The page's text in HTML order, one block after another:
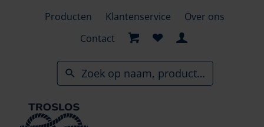
Producten Klantenservice
Over ons
Contact